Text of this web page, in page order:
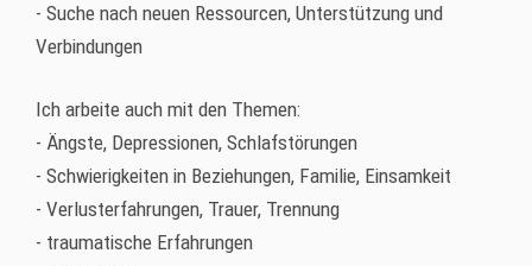
- Suche nach neuen Ressourcen, Unterstützung und
Verbindungen
Ich arbeite auch mit den Themen:
- Ängste, Depressionen, Schlafstörungen
- Schwierigkeiten in Beziehungen, Familie, Einsamkeit
- Verlusterfahrungen, Trauer, Trennung
- traumatische Erfahrungen